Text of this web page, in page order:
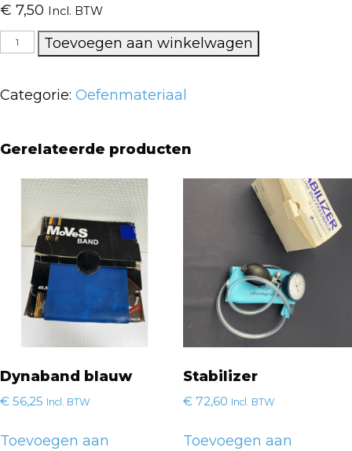
€ 7,50 Incl. BTW
Katrol
aantal
Toevoegen aan winkelwagen
Categorie: Oefenmateriaal
Gerelateerde producten
Dynaband blauw
€ 56,25 Incl. BTW
Toevoegen aan
Stabilizer
€72,60 Incl. BTW
Toevoegen aan